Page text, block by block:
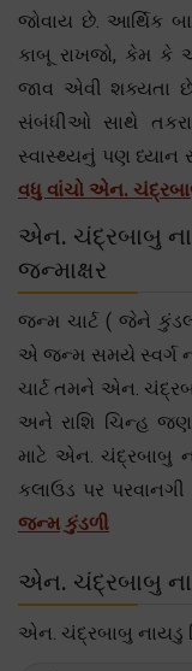
જોવાય છે. આર્થિક
કાબૂ રાખજો, કેમ કે
જાવ એવી શક્યતા છે
સંબંધીઓ સાથે
સ્વાસ્થ્યનું પણ ધ્યાન
વધુ વાંચો એન.
એન. ચંદ્રબાબુ
જન્માક્ષર
જન્મ ચાર્ટ ( જેને
એ જન્મ સમયે સ્વર્ગ
ચાર્ટ તમને એન.
અને રાશિ ચિન્હ
માટે એન. ચંદ્રબાબુ
કલાઉડ પર
જન્મ કુંડળી
એન. ચંદ્રબાબુ
એન. ચંદ્રબાબુ નાયડુ